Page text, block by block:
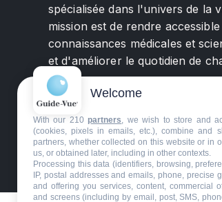
spécialisée dans l'univers de la
mission est de rendre
connaissances médicales et
et d'améliorer le quotidien de
©GuideVue2024 Charte d'utilisation
Welcome
With our 210 partners, we wish to store and
(cookies, pixels in emails, etc.), combine and
partners, whether collected on this website or in
us, or obtained later, including in other contexts.
Processing this data (identifiers, browsing,
IP, postal addresses and emails, phone, precise
and offering you services, content, commercial
and screens (including by email, post, SMS,